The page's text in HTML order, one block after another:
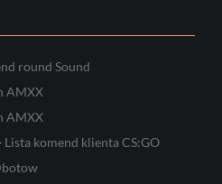
round Sound
AMXX
AMXX
Lista komend klienta CS:GO